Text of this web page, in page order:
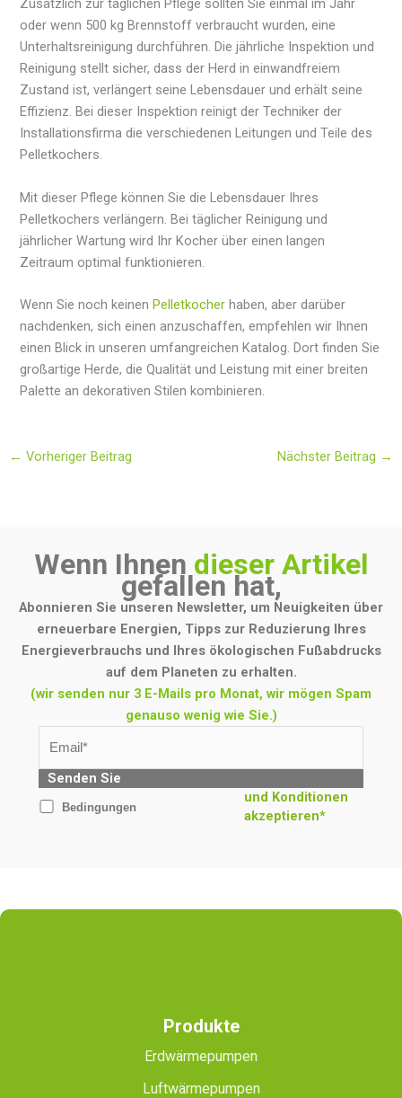
Zusätzlich zur täglichen Pflege sollten Sie einmal im Jahr
oder wenn 500 kg Brennstoff verbraucht wurden, eine
Unterhaltsreinigung durchführen. Die jährliche Inspektion und
Reinigung stellt sicher, dass der Herd in einwandfreiem
Zustand ist, verlängert seine Lebensdauer und erhält seine
Effizienz. Bei dieser Inspektion reinigt der Techniker der
Installationsfirma die verschiedenen Leitungen und Teile des
Pelletkochers.
Mit dieser Pflege können Sie die Lebensdauer Ihres
Pelletkochers verlängern. Bei täglicher Reinigung und
jährlicher Wartung wird Ihr Kocher über einen langen
Zeitraum optimal funktionieren.
Wenn Sie noch keinenPelletkocher haben, aber darüber
nachdenken, sich einen anzuschaffen, empfehlen wir Ihnen
einen Blick in unseren umfangreichen Katalog. Dort finden Sie
großartige Herde, die Qualität und Leistung mit einer breiten
Palette an dekorativen Stilen kombinieren.
← Vorheriger Beitrag Nächster Beitrag →
Wenn Ihnen dieser Artikel
gefallen hat,
Abonnieren Sie unseren Newsletter, um Neuigkeiten über
erneuerbare Energien, Tipps zur Reduzierung Ihres
Energieverbrauchs und Ihres ökologischen Fußabdrucks
auf dem Planeten zu erhalten.
(wir senden nur 3 E-Mails pro Monat, wir mögen Spam
genauso wenig wie Sie.)
Senden Sie
Bedingungen
und Konditionen
akzeptieren*
Produkte
Erdwärmepumpen
Luftwärmepumpen